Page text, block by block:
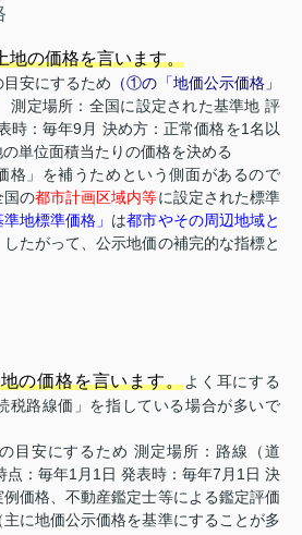
地の価格を言います。
安にするため （①の「地価公示価格」
測定場所：全国に設定された基準地 評
時：毎年9月 決め方：正常価格を1名以
の単位面積当たりの価格を決める
格」を補うためという側面があるので
国の都市計画区域内等に設定された標準
準地標準価格」 は都市やその周辺地域と
したがって、公示地価の補完的な指標と
の価格を言います。よく耳にする
税路線価」を指している場合が多いで
目安にするため 測定場所：路線（道
点：毎年1月1日 発表時：毎年7月1日 決
価格、不動産鑑定士等による鑑定評価
に地価公示価格を基準にすることが多